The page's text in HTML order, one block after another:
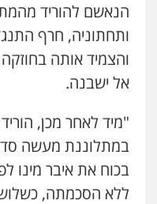
עו"ד
פלילי
פלילי
אסירים
מנשה,
הנאשם להוריד
ותחתוניה, חרף
והצמיד אותה
אל ישבנה.
"מיד לאחר מכן,
במתלוננת מעשה
בכוח את איבר מינו
ללא הסכמתה,